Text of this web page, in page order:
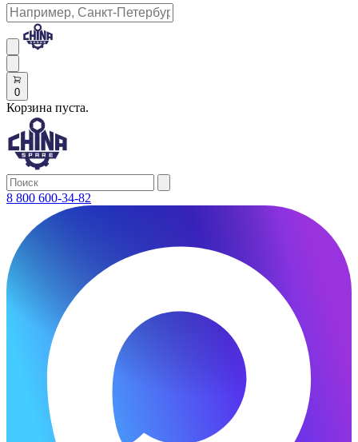
0
Корзина пуста.
8 800 600-34-82